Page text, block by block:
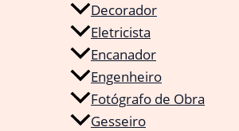
Decorador
Eletricista
Encanador
Engenheiro
Fotógrafo de Obra
Gesseiro